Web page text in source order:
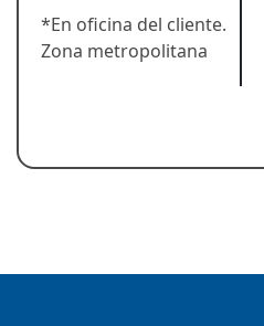
*En oficina del cliente.
Zona metropolitana